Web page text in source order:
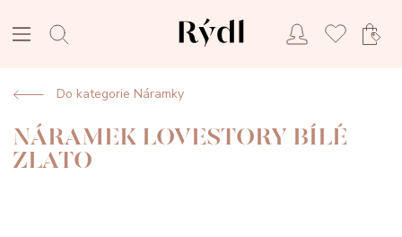
Do kategorie Náramky
NÁRAMEK LOVESTORY BÍLÉ
ZLATO